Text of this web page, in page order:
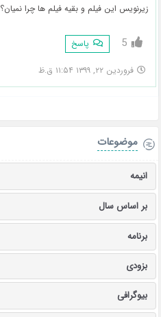
زیرنویس این فیلم و بقیه فیلم ها چرا نمیان؟
5 پاسخ
فروردین ۲۲, ۱۳۹۹ ۱۱:۵۴ ق.ظ
موضوعات
انیمه
بر اساس سال
برنامه
بزودی
بیوگرافی